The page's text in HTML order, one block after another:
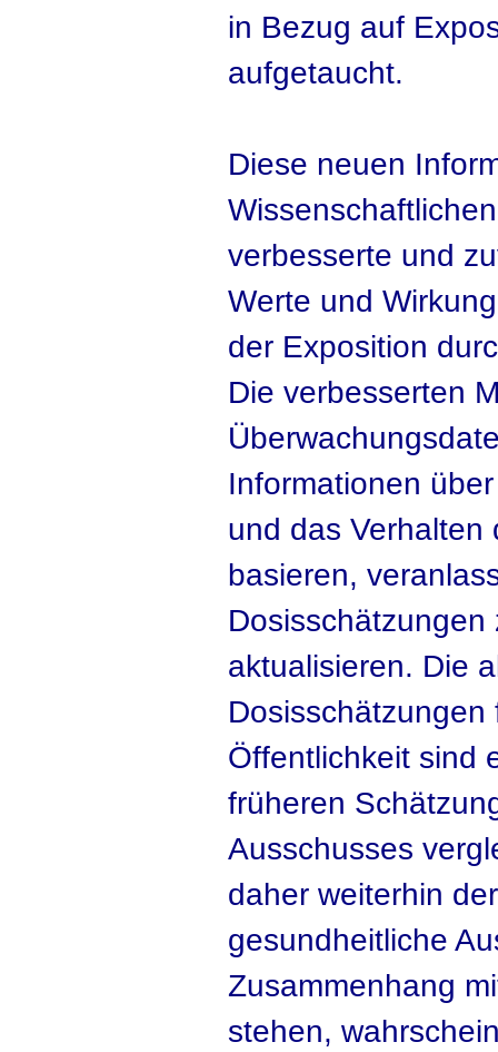
in Bezug auf
aufgetaucht.
Diese neuen
verbesserte und
Werte und
der Exposition
Die verbesserten
Informationen
und das Verhalten
basieren,
aktualisieren. Die
Öffentlichkeit sind
früheren
Ausschusses
daher weiterhin
gesundheitliche
Zusammenhang
stehen,